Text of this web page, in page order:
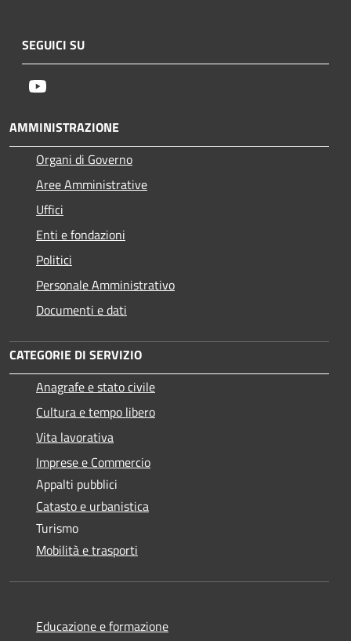
SEGUICI SU
AMMINISTRAZIONE
Organi di Governo
Aree Amministrative
Uffici
Enti e fondazioni
Politici
Personale Amministrativo
Documenti e dati
CATEGORIE DI SERVIZIO
Anagrafe e stato civile
Cultura e tempo libero
Vita lavorativa
Imprese e Commercio
Appalti pubblici
Catasto e urbanistica
Turismo
Mobilità e trasporti
Educazione e formazione